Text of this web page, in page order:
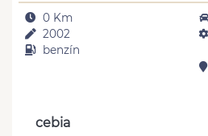
0 Km
2002
benzín
cebia